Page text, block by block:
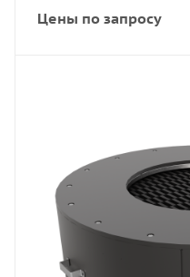
Цены по запросу